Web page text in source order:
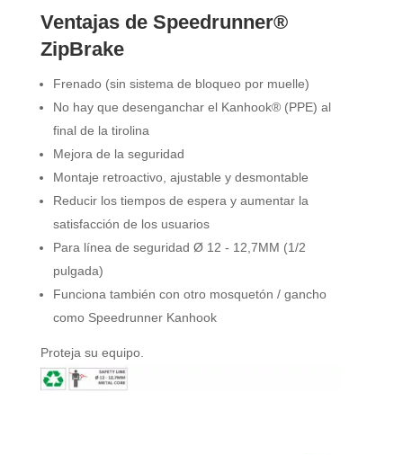
Ventajas de Speedrunner®
ZipBrake
Frenado (sin sistema de bloqueo por muelle)
No hay que desenganchar el Kanhook® (PPE) al
final de la tirolina
Mejora de la seguridad
Montaje retroactivo, ajustable y desmontable
Reducir los tiempos de espera y aumentar la
satisfacción de los usuarios
Para línea de seguridad Ø 12 - 12,7MM (1/2
pulgada)
Funciona también con otro mosquetón / gancho
como Speedrunner Kanhook
Proteja su equipo.